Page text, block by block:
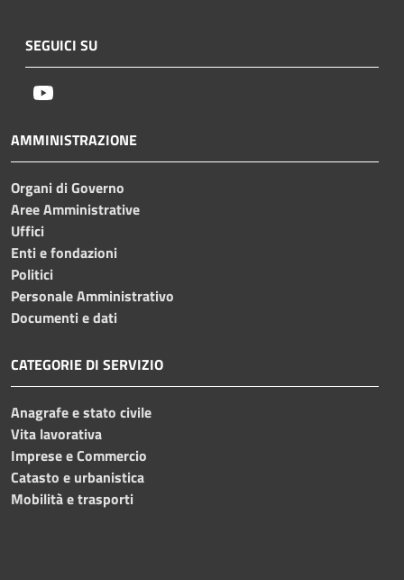
SEGUICI SU
AMMINISTRAZIONE
Organi di Governo
Aree Amministrative
Uffici
Enti e fondazioni
Politici
Personale Amministrativo
Documenti e dati
CATEGORIE DI SERVIZIO
Anagrafe e stato civile
Vita lavorativa
Imprese e Commercio
Catasto e urbanistica
Mobilità e trasporti